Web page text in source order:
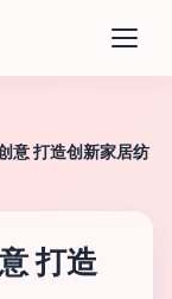
意 打造创新家居纺
打造